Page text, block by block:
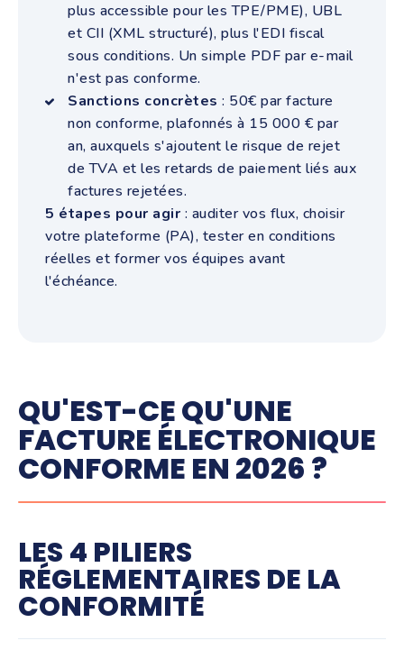
plus accessible pour les TPE/PME), UBL
et CII (XML structuré), plus l'EDI fiscal
sous conditions. Un simple PDF par e-mail
n'est pas conforme.
Sanctions concrètes : 50€ par facture
non conforme, plafonnés à 15 000 € par
an, auxquels s'ajoutent le risque de rejet
de TVA et les retards de paiement liés aux
factures rejetées.
5 étapes pour agir : auditer vos flux, choisir
votre plateforme (PA), tester en conditions
réelles et former vos équipes avant
l'échéance.
QU'EST-CE QU'UNE
FACTURE ÉLECTRONIQUE
CONFORME EN 2026 ?
LES 4 PILIERS
RÉGLEMENTAIRES DE LA
CONFORMITÉ